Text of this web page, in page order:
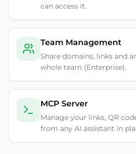
can access it.
Team Management
Share domains, links and
whole team (Enterprise).
MCP Server
Manage your links, QR
from any AI assistant in